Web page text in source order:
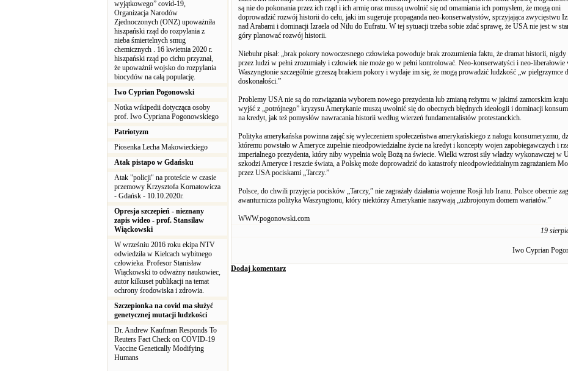
wyjątkowego” covid-19,
Organizacja Narodów
Zjednoczonych (ONZ) upoważniła
hiszpański rząd do rozpylania z
nieba śmiertelnych smug
chemicznych . 16 kwietnia 2020 r.
hiszpański rząd po cichu przyznał,
że upoważnił wojsko do rozpylania
biocydów na całą populację.
Iwo Cyprian Pogonowski
Notka wikipedii dotycząca osoby
prof. Iwo Cypriana Pogonowskiego
Patriotyzm
Piosenka Lecha Makowieckiego
Atak pistapo w Gdańsku
Atak "policji" na proteście w czasie
przemowy Krzysztofa Kornatowicza
- Gdańsk - 10.10.2020r.
Opresja szczepień - nieznany
zapis wideo - prof. Stansiław
Wiąckowski
W wrześniu 2016 roku ekipa NTV
odwiedziła w Kielcach wybitnego
człowieka. Profesor Stanisław
Wiąckowski to odważny naukowiec,
autor kilkuset publikacji na temat
ochrony środowiska i zdrowia.
Szczepionka na covid ma służyć
genetycznej mutacji ludzkości
Dr. Andrew Kaufman Responds To
Reuters Fact Check on COVID-19
Vaccine Genetically Modifying
Humans
są nie do pokonania przez ich rząd i ich armię oraz muszą uwolnić się od omamiania ich pomysłem, że mogą oni
doprowadzić rozwój historii do celu, jaki im sugeruje propaganda neo-konserwatystów, sprzyjająca zwycięstwu
nad Arabami i dominacji Izraela od Nilu do Eufratu. W tej sytuacji trzeba sobie zdać sprawę, że USA nie jest w
góry planować rozwój historii.
Niebuhr pisał: „brak pokory nowoczesnego człowieka powoduje brak zrozumienia faktu, że dramat historii, nigdy
przez ludzi w pełni zrozumiały i człowiek nie może go w pełni kontrolować. Neo-konserwatyści i neo-liberałowie
Waszyngtonie szczególnie grzeszą brakiem pokory i wydaje im się, że mogą prowadzić ludzkość „w pielgrzymce
doskonałości.”
Problemy USA nie są do rozwiązania wyborem nowego prezydenta lub zmianą reżymu w jakimś zamorskim
wyjść z „potrójnego” kryzysu Amerykanie muszą uwolnić się do obecnych błędnych ideologii i dominacji
na kredyt, jak też pomysłów nawracania historii według wierzeń fundamentalistów protestanckich.
Polityka amerykańska powinna zająć się wyleczeniem społeczeństwa amerykańskiego z nałogu konsumeryzmu,
któremu powstało w Ameryce zupełnie nieodpowiedzialne życie na kredyt i koncepty wojen zapobiegawczych i
imperialnego prezydenta, który niby wypełnia wolę Bożą na świecie. Wielki wzrost siły władzy wykonawczej w
szkodzi Ameryce i reszcie świata, a Polskę może doprowadzić do katastrofy nieodpowiedzialnym zagrażaniem
przez USA pociskami „Tarczy.”
Polsce, do chwili przyjęcia pocisków „Tarczy,” nie zagrażały działania wojenne Rosji lub Iranu. Polsce obecnie
awanturnicza polityka Waszyngtonu, który niektórzy Amerykanie nazywają „uzbrojonym domem wariatów.”
WWW.pogonowski.com
19
Iwo Cyprian
Dodaj komentarz